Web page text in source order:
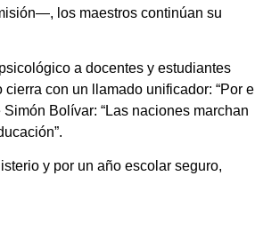
los maestros continúan su
a docentes y estudiantes
con un llamado unificador: “Por el
Bolívar: “Las naciones marchan
y por un año escolar seguro,